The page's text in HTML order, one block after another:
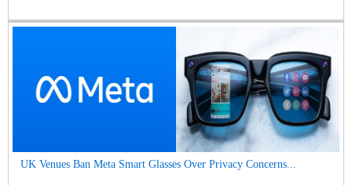
UK Venues Ban Meta Smart Glasses Over Privacy Concerns...